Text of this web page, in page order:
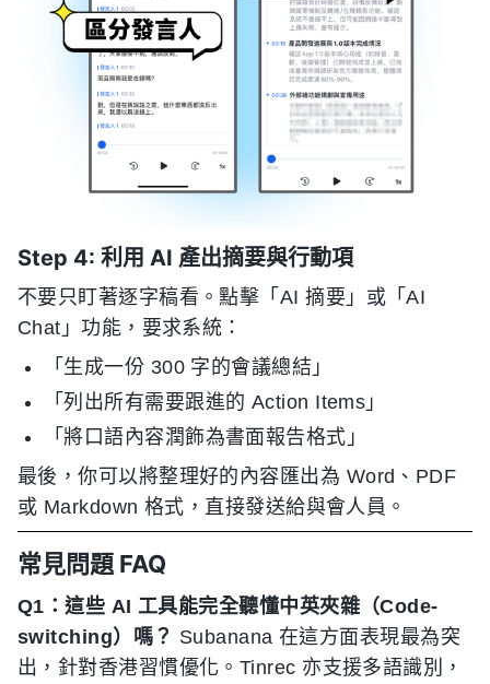
Step 4: 利用 AI 產出摘要與行動項
不要只盯著逐字稿看。點擊「AI 摘要」或「AI
Chat」功能，要求系統：
「生成一份 300 字的會議總結」
「列出所有需要跟進的 Action Items」
「將口語內容潤飾為書面報告格式」
最後，你可以將整理好的內容匯出為 Word、PDF
或 Markdown 格式，直接發送給與會人員。
常見問題 FAQ
Q1：這些 AI 工具能完全聽懂中英夾雜（Code-
switching）嗎？ Subanana 在這方面表現最為突
出，針對香港習慣優化。Tinrec 亦支援多語識別，